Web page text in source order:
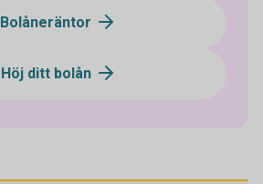
Bolåneräntor
Höj ditt bolån